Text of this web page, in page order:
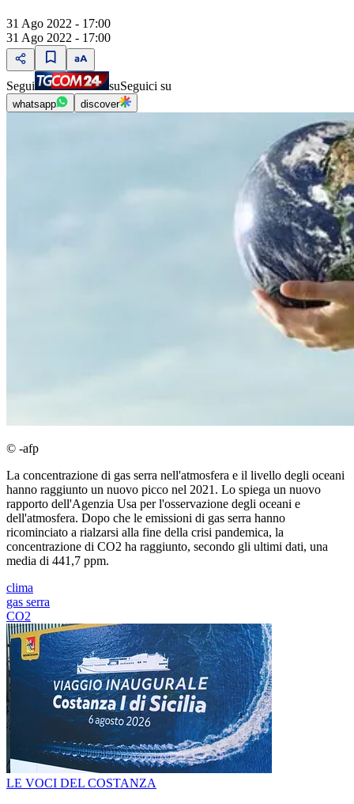
31 Ago 2022 - 17:00
31 Ago 2022 - 17:00
Segui suSeguici su
whatsapp discover
© -afp
La concentrazione di gas serra nell'atmosfera e il livello degli oceani
hanno raggiunto un nuovo picco nel 2021. Lo spiega un nuovo
rapporto dell'Agenzia Usa per l'osservazione degli oceani e
dell'atmosfera. Dopo che le emissioni di gas serra hanno
ricominciato a rialzarsi alla fine della crisi pandemica, la
concentrazione di CO2 ha raggiunto, secondo gli ultimi dati, una
media di 441,7 ppm.
clima
gas serra
CO2
LE VOCI DEL COSTANZA